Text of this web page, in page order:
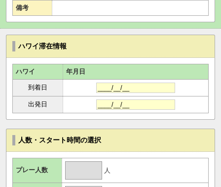
備考
ハワイ滞在情報
ハワイ 年月日
到着日
出発日
人数・スタート時間の選択
プレー人数 人